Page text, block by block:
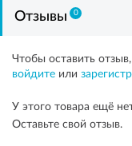
Отзывы 0
Чтобы оставить
войдите или
У этого товара ещё
Оставьте свой отзыв.